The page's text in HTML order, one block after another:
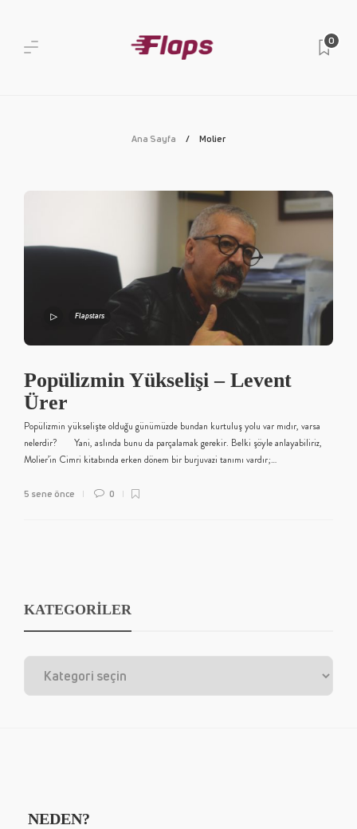
0
Ana Sayfa Molier
Flapstars
Popülizmin Yükselişi – Levent
Ürer
Popülizmin yükselişte olduğu günümüzde bundan kurtuluş yolu var mıdır, varsa
nelerdir? Yani, aslında bunu da parçalamak gerekir. Belki şöyle anlayabiliriz,
Molier’in Cimri kitabında erken dönem bir burjuvazi tanımı vardır;…
5 sene önce 0
KATEGORİLER
NEDEN?